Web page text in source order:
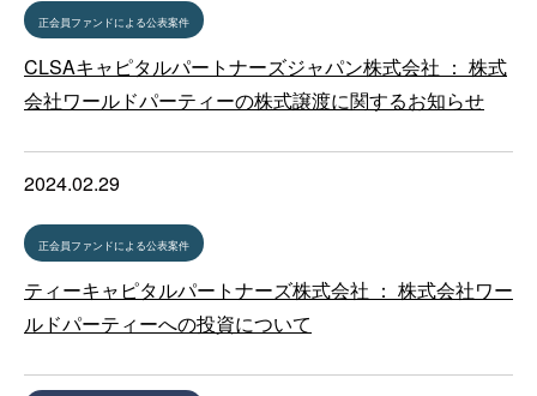
正会員ファンドによる公表案件
CLSAキャピタルパートナーズジャパン株式会社 ： 株式
会社ワールドパーティーの株式譲渡に関するお知らせ
2024.02.29
正会員ファンドによる公表案件
ティーキャピタルパートナーズ株式会社 ： 株式会社ワー
ルドパーティーへの投資について